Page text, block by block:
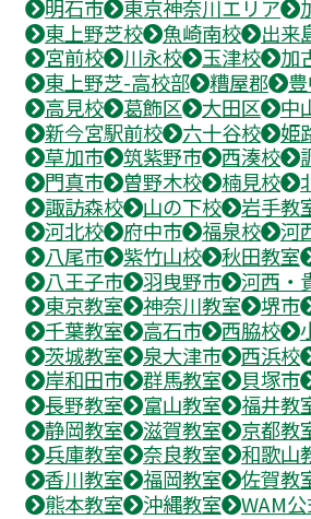
明石市
東京神奈川エリア
東上野芝校
魚崎南校 出来
宮前校
川永校 玉津校 加
東上野芝-高校部
糟屋郡
高見校
葛飾区 大田区
中
新今宮駅前校
六十谷校 姫
草加市
筑紫野市 西湊校
門真市
曽野木校 楠見校
諏訪森校
山の下校 岩手教
河北校
府中市 福泉校
河
八尾市
紫竹山校 秋田教室
八王子市
羽曳野市
河西・
東京教室
神奈川教室 堺市
千葉教室
高石市 西脇校
茨城教室
泉大津市 西浜校
岸和田市
群馬教室 貝塚市
長野教室
富山教室 福井教
静岡教室
滋賀教室 京都教
兵庫教室
奈良教室 和歌山
香川教室
福岡教室 佐賀教
熊本教室
沖縄教室 WAM